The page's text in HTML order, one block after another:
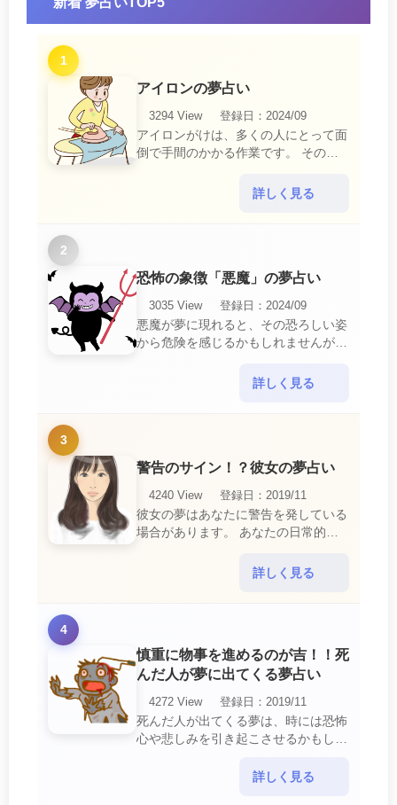
1
アイロンの夢占い
3294 View
登録日：2024/09
アイロンがけは、多くの人にとって面
倒で手間のかかる作業です。 そのた
中で感じるわずらわしさやストレスか
詳しく見る
2
恐怖の象徴「悪魔」の夢占い
3035 View
登録日：2024/09
悪魔が夢に現れると、その恐ろしい姿
から危険を感じるかもしれませんが、
詳しく見る
3
警告のサイン！？彼女の夢占い
4240 View
登録日：2019/11
彼女の夢はあなたに警告を発している
場合があります。 あなたの日常的な
詳しく見る
4
慎重に物事を進めるのが吉！！死
んだ人が夢に出てくる夢占い
4272 View
登録日：2019/11
死んだ人が出てくる夢は、時には恐怖
心や悲しみを引き起こさせるかもしれ
意して欲しいメッセージや警告を伝え
詳しく見る